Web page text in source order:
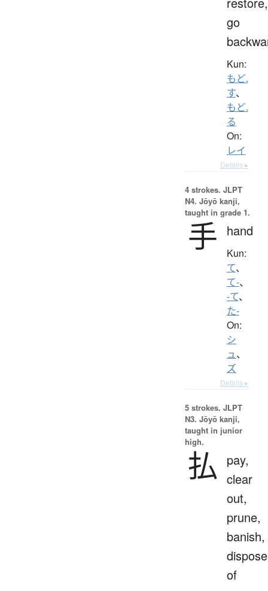
go
Kun:
もど.
す、
もど.
る
On:
レイ
Details ▸
4 strokes. JLPT
N4. Jōyō kanji,
taught in grade 1.
手 hand
Kun:
て、
て-、
-て、
た-
On:
シ
ュ、
ズ
Details ▸
5 strokes. JLPT
N3. Jōyō kanji,
taught in junior
high.
払
pay,
clear
out,
prune,
banish,
dispose
of